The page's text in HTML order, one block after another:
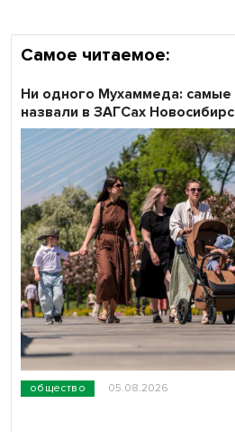
Самое читаемое:
общество 05.08.2026
Ни одного Мухаммеда:
назвали в ЗАГСах